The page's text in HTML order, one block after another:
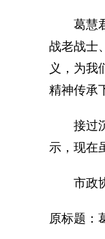
葛慧君
战老战士
义，为我
精神传承
接过沉
示，现在
市政协
原标题：